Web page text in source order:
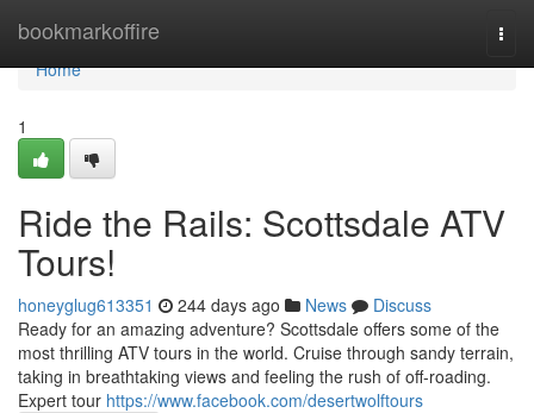
bookmarkoffire
Home
Home
1
Ride the Rails: Scottsdale ATV
Tours!
honeyglug613351 244 days ago News
Discuss
Ready for an amazing adventure? Scottsdale offers some of the
most thrilling ATV tours in the world. Cruise through sandy terrain,
taking in breathtaking views and feeling the rush of off-roading.
Expert tour https://www.facebook.com/desertwolftours